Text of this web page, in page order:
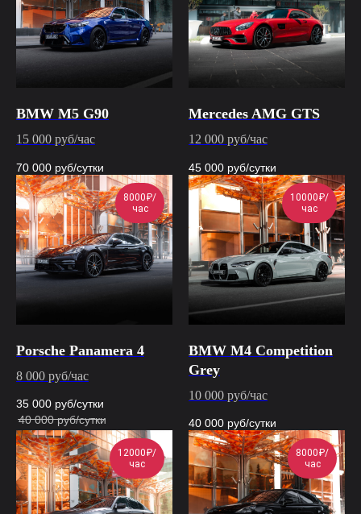
BMW M5 G90
15 000 руб/час
70 000 руб/сутки
Mercedes AMG GTS
12 000 руб/час
45 000 руб/сутки
8000₽/
час
Porsche Panamera 4
8 000 руб/час
35 000
руб/сутки
40 000
руб/сутки
10000₽/
час
BMW M4 Competition
Grey
10 000 руб/час
40 000 руб/сутки
12000₽/
час
8000₽/
час